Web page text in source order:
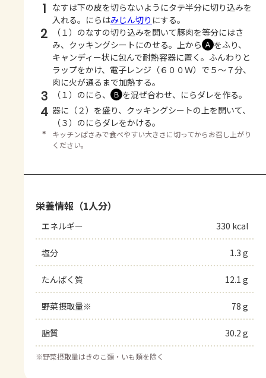
1 なすは下の皮を切らないようにタテ半分に切り込みを
入れる。にらはみじん切り にする。
2
（１）のなすの切り込みを開いて豚肉を等分にはさ
み、クッキングシートにのせる。上から Ａ をふり、
キャンディー状に包んで耐熱容器に置く。ふんわりと
ラップをかけ、電子レンジ（６００Ｗ）で５～７分、
肉に火が通るまで加熱する。
3 （１）のにら、 Ｂ を混ぜ合わせ、にらダレを作る。
4 器に（２）を盛り、クッキングシートの上を開いて、
（３）のにらダレをかける。
＊
キッチンばさみで食べやすい大きさに切ってからお召し上がり
ください。
栄養情報（1人分）
エネルギー 330 kcal
塩分 1.3 g
たんぱく質 12.1 g
野菜摂取量※ 78 g
脂質 30.2 g
※野菜摂取量はきのこ類・いも類を除く